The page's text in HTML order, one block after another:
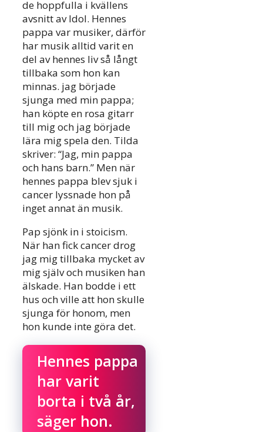
de hoppfulla i kvällens
avsnitt av Idol. Hennes
pappa var musiker, därför
har musik alltid varit en
del av hennes liv så långt
tillbaka som hon kan
minnas. jag började
sjunga med min pappa;
han köpte en rosa gitarr
till mig och jag började
lära mig spela den. Tilda
skriver: “Jag, min pappa
och hans barn.” Men när
hennes pappa blev sjuk i
cancer lyssnade hon på
inget annat än musik.
Pap sjönk in i stoicism.
När han fick cancer drog
jag mig tillbaka mycket av
mig själv och musiken han
älskade. Han bodde i ett
hus och ville att hon skulle
sjunga för honom, men
hon kunde inte göra det.
Hennes pappa
har varit
borta i två år,
säger hon.